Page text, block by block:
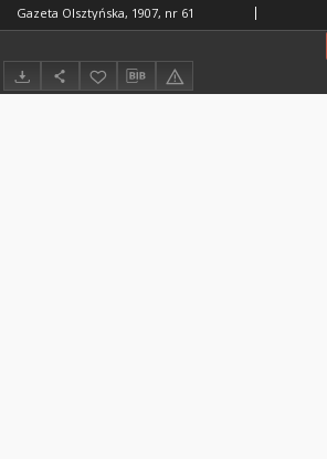
Gazeta Olsztyńska, 1907, nr 61